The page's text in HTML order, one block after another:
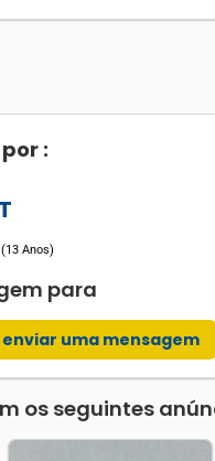
:
(13 Anos)
para
uma mensagem
os seguintes